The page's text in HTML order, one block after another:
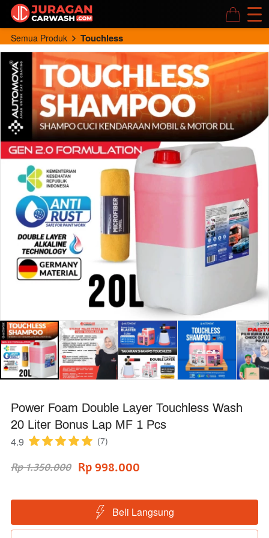
Semua Produk Touchless
Power Foam Double Layer Touchless Wash
20 Liter Bonus Lap MF 1 Pcs
4.9 (7)
Rp 1.350.000 Rp 998.000
` Beli Langsung